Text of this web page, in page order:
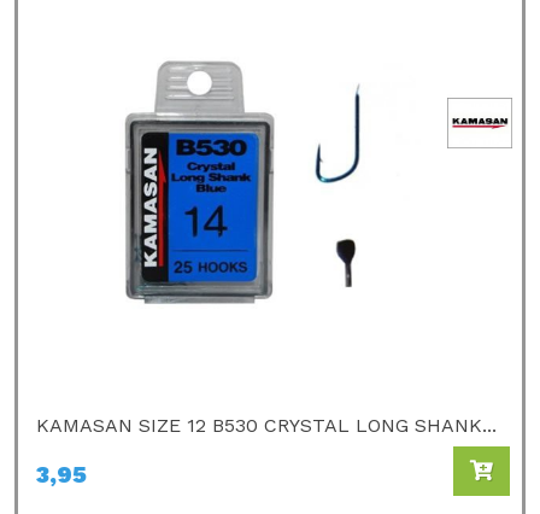
KAMASAN SIZE 12 B530 CRYSTAL LONG SHANK...
3,95